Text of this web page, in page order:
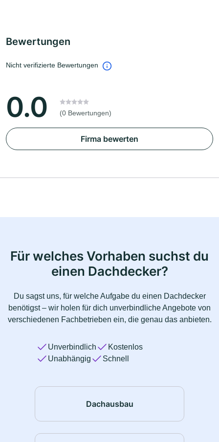
Bewertungen
Nicht verifizierte Bewertungen
0.0 (0 Bewertungen)
Firma bewerten
Für welches Vorhaben suchst du
einen Dachdecker?
Du sagst uns, für welche Aufgabe du einen Dachdecker
benötigst – wir holen für dich unverbindliche Angebote von
verschiedenen Fachbetrieben ein, die genau das anbieten.
Unverbindlich
Kostenlos
Unabhängig
Schnell
Dachausbau